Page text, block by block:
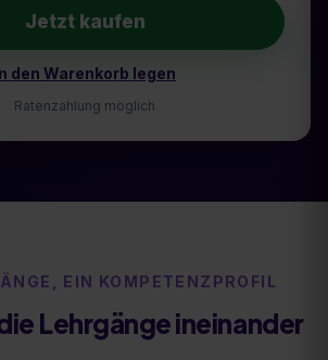
Jetzt kaufen
den Warenkorb legen
Ratenzahlung möglich
EIN KOMPETENZPROFIL
Lehrgänge ineinander